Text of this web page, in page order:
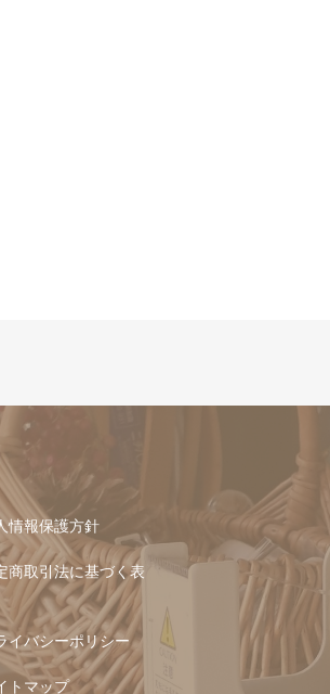
情報保護方針
商取引法に基づく表
イバシーポリシー
トマップ